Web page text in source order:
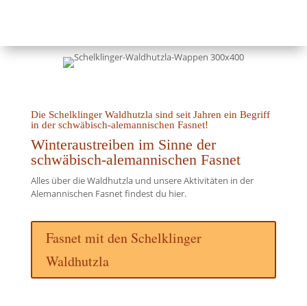
Die Schelklinger Waldhutzla sind seit Jahren ein Begriff
in der schwäbisch-alemannischen Fasnet!
Winteraustreiben im Sinne der
schwäbisch-alemannischen Fasnet
Alles über die Waldhutzla und unsere Aktivitäten in der
Alemannischen Fasnet findest du hier.
Fasnet mit den Schelklinger
Waldhutzla